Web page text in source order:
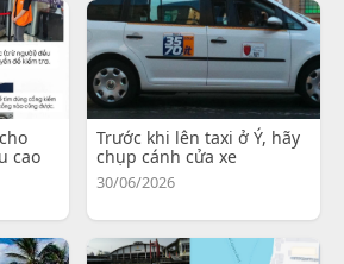
cao
Trước khi lên taxi ở Ý, hãy
chụp cánh cửa xe
30/06/2026